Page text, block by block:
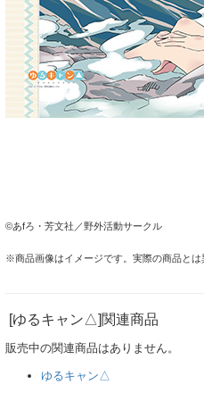
©あfろ・芳文社／野外活動サークル
※商品画像はイメージです。実際の商品と
[ゆるキャン△]関連商品
販売中の関連商品はありません。
ゆるキャン△